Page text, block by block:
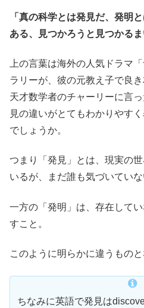
「真の科学とは発見だ、発明
ある、見つかろうと見つかるま
上の言葉は海外の人気ドラマ
ラリーが、彼の元教え子で良
天才数学者のチャーリーに言
見の違いがとてもわかりやす
でしょうか。
つまり「発見」とは、現実の
いるが、まだ誰も気づいてい
一方の「発明」は、存在して
すこと。
このように明らかに違うものと
ちなみに英語で発見は